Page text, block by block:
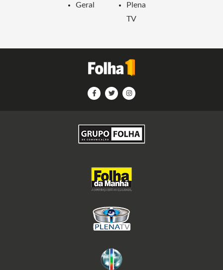
Geral
Plena
TV